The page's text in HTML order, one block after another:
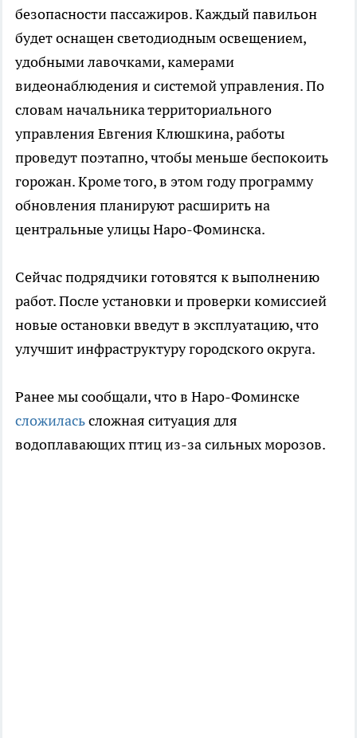
безопасности пассажиров. Каждый павильон
будет оснащен светодиодным освещением,
удобными лавочками, камерами
видеонаблюдения и системой управления. По
словам начальника территориального
управления Евгения Клюшкина, работы
проведут поэтапно, чтобы меньше беспокоить
горожан. Кроме того, в этом году программу
обновления планируют расширить на
центральные улицы Наро-Фоминска.
Сейчас подрядчики готовятся к выполнению
работ. После установки и проверки комиссией
новые остановки введут в эксплуатацию, что
улучшит инфраструктуру городского округа.
Ранее мы сообщали, что в Наро-Фоминске
сложиласьсложная ситуация для
водоплавающих птиц из-за сильных морозов.